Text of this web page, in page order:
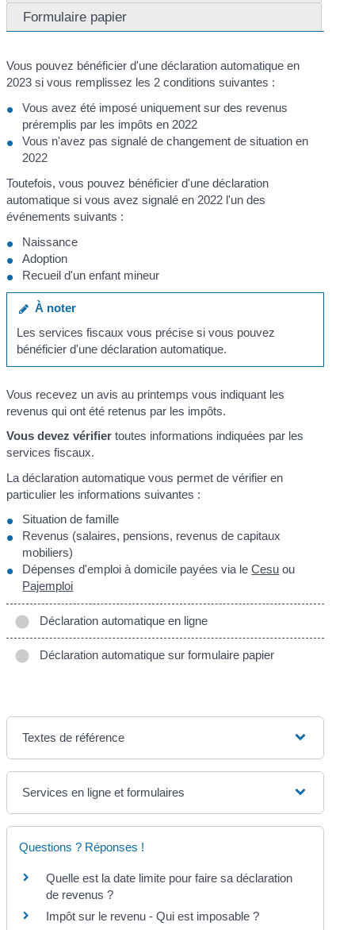
Formulaire papier
Vous pouvez bénéficier d'une déclaration automatique en
2023 si vous remplissez les 2 conditions suivantes :
Vous avez été imposé uniquement sur des revenus
préremplis par les impôts en 2022
Vous n'avez pas signalé de changement de situation en
2022
Toutefois, vous pouvez bénéficier d'une déclaration
automatique si vous avez signalé en 2022 l'un des
événements suivants :
Naissance
Adoption
Recueil d'un enfant mineur
À noter
Les services fiscaux vous précise si vous pouvez
bénéficier d'une déclaration automatique.
Vous recevez un avis au printemps vous indiquant les
revenus qui ont été retenus par les impôts.
Vous devez vérifier toutes informations indiquées par les
services fiscaux.
La déclaration automatique vous permet de vérifier en
particulier les informations suivantes :
Situation de famille
Revenus (salaires, pensions, revenus de capitaux
mobiliers)
Dépenses d'emploi à domicile payées via leCesu ou
Pajemploi
Déclaration automatique en ligne
Déclaration automatique sur formulaire papier
Textes de référence
Services en ligne et formulaires
Questions ? Réponses !
Quelle est la date limite pour faire sa déclaration
de revenus ?
Impôt sur le revenu - Qui est imposable ?